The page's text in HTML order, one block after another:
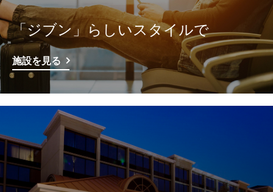
「ジブン」らしいスタイルで
施設を見る